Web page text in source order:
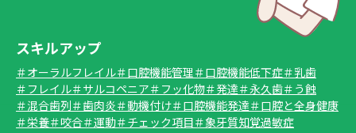
スキルアップ
＃オーラルフレイル＃口腔機能管理＃口腔機能低下症＃乳歯
＃フレイル＃サルコペニア＃フッ化物＃発達＃永久歯＃う蝕
＃混合歯列＃歯肉炎＃動機付け＃口腔機能発達＃口腔と全身健康
＃栄養＃咬合＃運動＃チェック項目＃象牙質知覚過敏症